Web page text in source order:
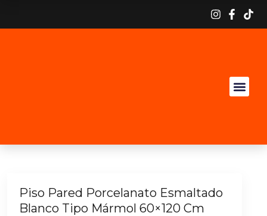
Piso Pared Porcelanato Esmaltado
Blanco Tipo Mármol 60×120 Cm